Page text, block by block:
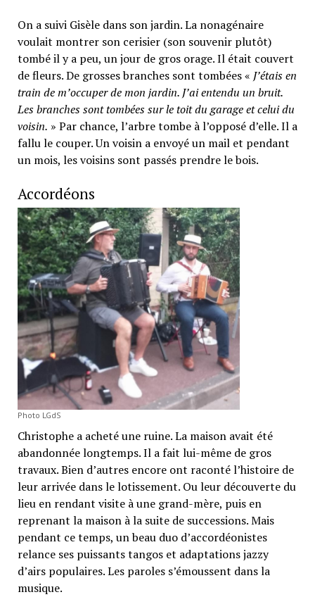
On a suivi Gisèle dans son jardin. La nonagénaire
voulait montrer son cerisier (son souvenir plutôt)
tombé il y a peu, un jour de gros orage. Il était couvert
de fleurs. De grosses branches sont tombées « J’étais en
train de m’occuper de mon jardin. J’ai entendu un bruit.
Les branches sont tombées sur le toit du garage et celui du
voisin. » Par chance, l’arbre tombe à l’opposé d’elle. Il a
fallu le couper. Un voisin a envoyé un mail et pendant
un mois, les voisins sont passés prendre le bois.
Accordéons
Photo LGdS
Christophe a acheté une ruine. La maison avait été
abandonnée longtemps. Il a fait lui-même de gros
travaux. Bien d’autres encore ont raconté l’histoire de
leur arrivée dans le lotissement. Ou leur découverte du
lieu en rendant visite à une grand-mère, puis en
reprenant la maison à la suite de successions. Mais
pendant ce temps, un beau duo d’accordéonistes
relance ses puissants tangos et adaptations jazzy
d’airs populaires. Les paroles s’émoussent dans la
musique.